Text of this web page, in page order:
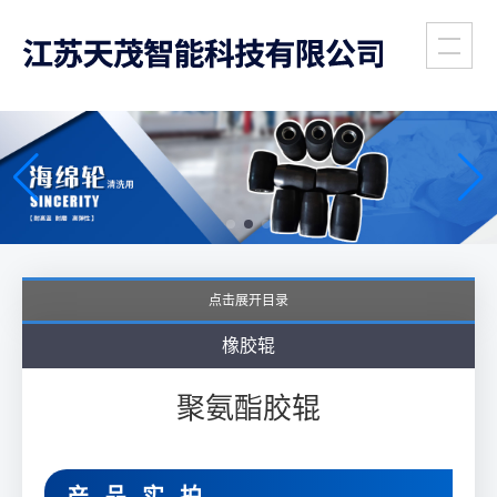
工业胶辊专家
支持非标定制
全国销售与服务热线
(86)139-6172-8958
点击展开目录
橡胶辊
聚氨酯胶辊